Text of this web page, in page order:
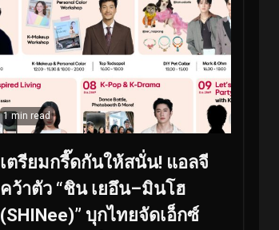
1 min read
เตรียมกรี๊ดกันให้สนั่น! แอลจี
คว้าตัว “ชิน เยอึน–มินโฮ
(SHINee)” บุกไทยจัดเอ็กซ์